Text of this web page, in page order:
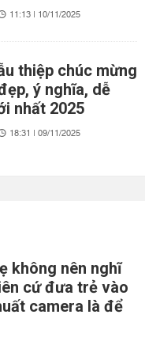
11:13 | 10/11/2025
thiệp chúc mừng
ý nghĩa, dễ
nhất 2025
18:31 | 09/11/2025
không nên nghĩ
cứ đưa trẻ vào
camera là để